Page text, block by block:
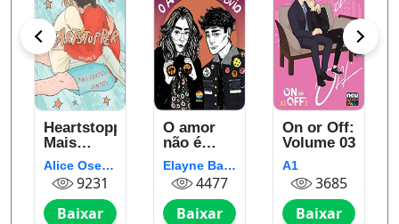
Heartstopper:
Mais
fortes
juntos
(vol. 5)
Alice Oseman
9231
Baixar
O amor
não é
óbvio
Elayne Baeta
4477
Baixar
On or Off:
Volume 03
A1
3685
Baixar